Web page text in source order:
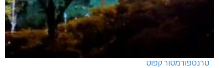
טרנספורמטור קפוט